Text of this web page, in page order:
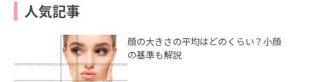
人気記事
顔の大きさの平均はどのくらい？小顔
の基準も解説